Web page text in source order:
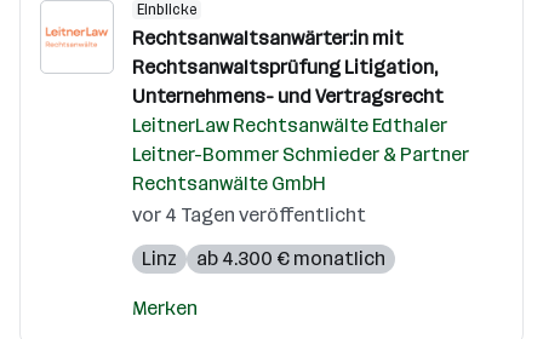
Einblicke
Rechtsanwaltsanwärter:in mit
Rechtsanwaltsprüfung Litigation,
Unternehmens- und Vertragsrecht
LeitnerLaw Rechtsanwälte Edthaler
Leitner-Bommer Schmieder & Partner
Rechtsanwälte GmbH
vor 4 Tagen veröffentlicht
Linz
ab 4.300 € monatlich
Merken